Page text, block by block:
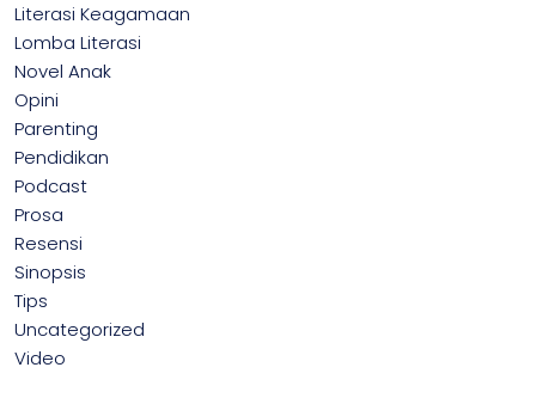
Literasi Keagamaan
Lomba Literasi
Novel Anak
Opini
Parenting
Pendidikan
Podcast
Prosa
Resensi
Sinopsis
Tips
Uncategorized
Video